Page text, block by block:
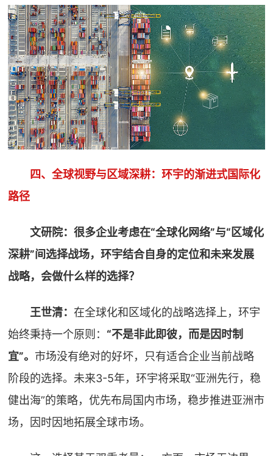
四、全球视野与区域深耕：环宇的渐进式国际化
路径
文研院：很多企业考虑在“全球化网络”与“区域化
深耕”间选择战场，环宇结合自身的定位和未来发展
战略，会做什么样的选择？
王世清：在全球化和区域化的战略选择上，环宇
始终秉持一个原则： “不是非此即彼，而是因时制
宜”。 市场没有绝对的好坏，只有适合企业当前战略
阶段的选择。未来3-5年，环宇将采取“亚洲先行，稳
健出海”的策略，优先布局国内市场，稳步推进亚洲市
场，因时因地拓展全球市场。